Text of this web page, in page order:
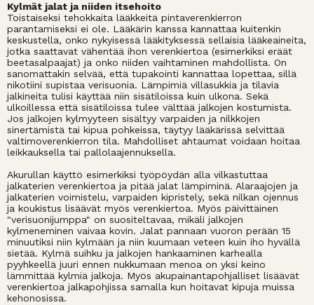
Kylmät jalat ja niiden itsehoito
Toistaiseksi tehokkaita lääkkeitä pintaverenkierron
parantamiseksi ei ole. Lääkärin kanssa kannattaa kuitenkin
keskustella, onko nykyisessä lääkityksessä sellaisia lääkeaineita,
jotka saattavat vähentää ihon verenkiertoa (esimerkiksi eräät
beetasalpaajat) ja onko niiden vaihtaminen mahdollista. On
sanomattakin selvää, että tupakointi kannattaa lopettaa, sillä
nikotiini supistaa verisuonia. Lämpimiä villasukkia ja tilavia
jalkineita tulisi käyttää niin sisätiloissa kuin ulkona. Sekä
ulkoillessa että sisätiloissa tulee välttää jalkojen kostumista.
Jos jalkojen kylmyyteen sisältyy varpaiden ja nilkkojen
sinertämistä tai kipua pohkeissa, täytyy lääkärissä selvittää
valtimoverenkierron tila. Mahdolliset ahtaumat voidaan hoitaa
leikkauksella tai pallolaajennuksella.
Akurullan käyttö esimerkiksi työpöydän alla vilkastuttaa
jalkaterien verenkiertoa ja pitää jalat lämpiminä. Alaraajojen ja
jalkaterien voimistelu, varpaiden kipristely, sekä nilkan ojennus
ja koukistus lisäävät myös verenkiertoa. Myös päivittäinen
"verisuonijumppa" on suositeltavaa, mikäli jalkojen
kylmeneminen vaivaa kovin. Jalat pannaan vuoron perään 15
minuutiksi niin kylmään ja niin kuumaan veteen kuin iho hyvällä
sietää. Kylmä suihku ja jalkojen hankaaminen karhealla
pyyhkeellä juuri ennen nukkumaan menoa on yksi keino
lämmittää kylmiä jalkoja. Myös akupainantapohjalliset lisäävät
verenkiertoa jalkapohjissa samalla kun hoitavat kipuja muissa
kehonosissa.